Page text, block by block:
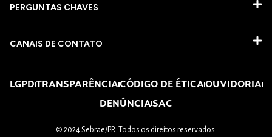
PERGUNTAS CHAVES​
CANAIS DE CONTATO
LGPDTRANSPARÊNCIACÓDIGO DE ÉTICAOUVIDORIA
DENÚNCIASAC
© 2024 Sebrae/PR. Todos os direitos reservados.